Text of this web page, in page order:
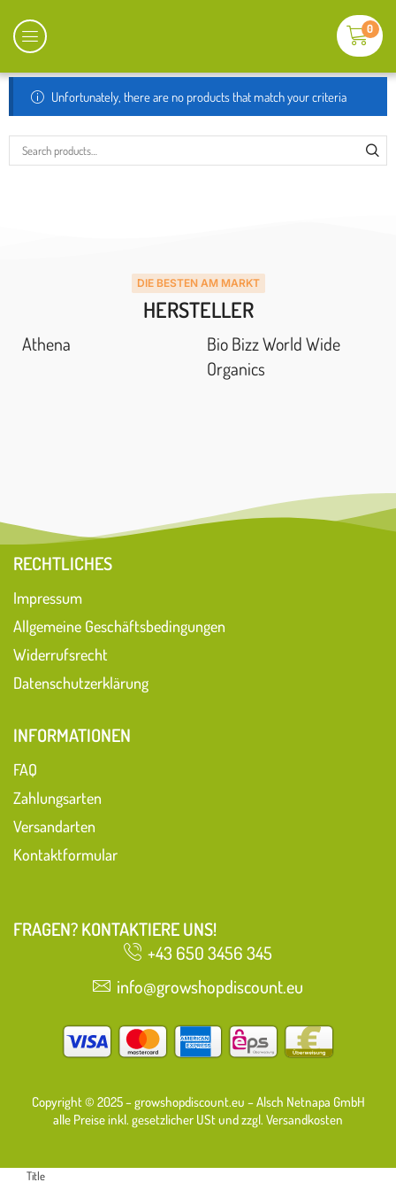
0
Unfortunately, there are no products that match your criteria
DIE BESTEN AM MARKT
HERSTELLER
Athena
Bio Bizz World Wide
Organics
RECHTLICHES
Impressum
Allgemeine Geschäftsbedingungen
Widerrufsrecht
Datenschutzerklärung
INFORMATIONEN
FAQ
Zahlungsarten
Versandarten
Kontaktformular
FRAGEN? KONTAKTIERE UNS!
+43 650 3456 345
info@growshopdiscount.eu
Copyright © 2025 – growshopdiscount.eu – Alsch Netnapa GmbH
alle Preise inkl. gesetzlicher USt und zzgl. Versandkosten
Title